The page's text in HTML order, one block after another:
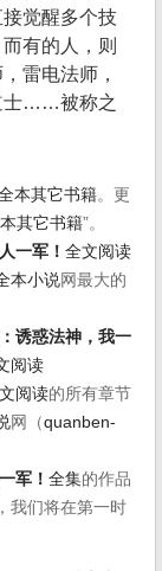
觉醒多个技
有的人，则
雷电法师，
士……被称之
本其它书籍。更
其它书籍”。
一军！ 全文阅读
本小说网最大的
诱惑法神，我一
阅读
阅读的所有章节
网（quanben-
军！ 全集的作品
我们将在第一时